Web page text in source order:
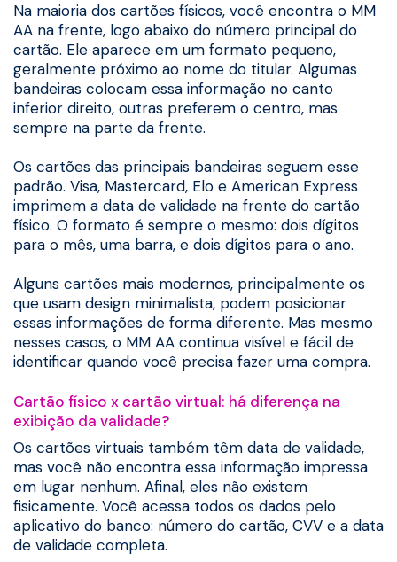
Na maioria dos cartões físicos, você encontra o MM
AA na frente, logo abaixo do número principal do
cartão. Ele aparece em um formato pequeno,
geralmente próximo ao nome do titular. Algumas
bandeiras colocam essa informação no canto
inferior direito, outras preferem o centro, mas
sempre na parte da frente.
Os cartões das principais bandeiras seguem esse
padrão. Visa, Mastercard, Elo e American Express
imprimem a data de validade na frente do cartão
físico. O formato é sempre o mesmo: dois dígitos
para o mês, uma barra, e dois dígitos para o ano.
Alguns cartões mais modernos, principalmente os
que usam design minimalista, podem posicionar
essas informações de forma diferente. Mas mesmo
nesses casos, o MM AA continua visível e fácil de
identificar quando você precisa fazer uma compra.
Cartão físico x cartão virtual: há diferença na
exibição da validade?
Os cartões virtuais também têm data de validade,
mas você não encontra essa informação impressa
em lugar nenhum. Afinal, eles não existem
fisicamente. Você acessa todos os dados pelo
aplicativo do banco: número do cartão, CVV e a data
de validade completa.